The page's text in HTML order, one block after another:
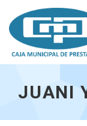
contenido
principal
JUANI